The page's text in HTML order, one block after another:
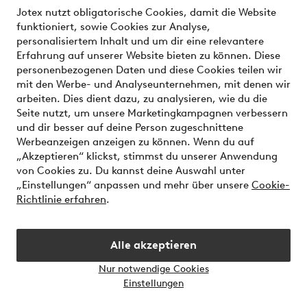
Jotex nutzt obligatorische Cookies, damit die Website
funktioniert, sowie Cookies zur Analyse,
personalisiertem Inhalt und um dir eine relevantere
Erfahrung auf unserer Website bieten zu können. Diese
personenbezogenen Daten und diese Cookies teilen wir
mit den Werbe- und Analyseunternehmen, mit denen wir
arbeiten. Dies dient dazu, zu analysieren, wie du die
Seite nutzt, um unsere Marketingkampagnen verbessern
und dir besser auf deine Person zugeschnittene
Werbeanzeigen anzeigen zu können. Wenn du auf
„Akzeptieren“ klickst, stimmst du unserer Anwendung
von Cookies zu. Du kannst deine Auswahl unter
„Einstellungen“ anpassen und mehr über unsere Cookie-
Richtlinie erfahren.
Alle akzeptieren
Nur notwendige Cookies
Einstellungen
Angemeldet bleiben
dich
an
mich
-
mehr
lesen
Neuer Kunde
Startseite